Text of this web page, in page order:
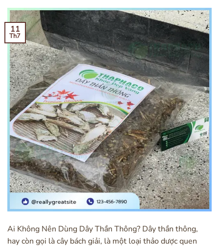
11
Th7
Ai Không Nên Dùng Dây Thần Thông? Dây thần thông,
hay còn gọi là cây bách giải, là một loại thảo dược quen